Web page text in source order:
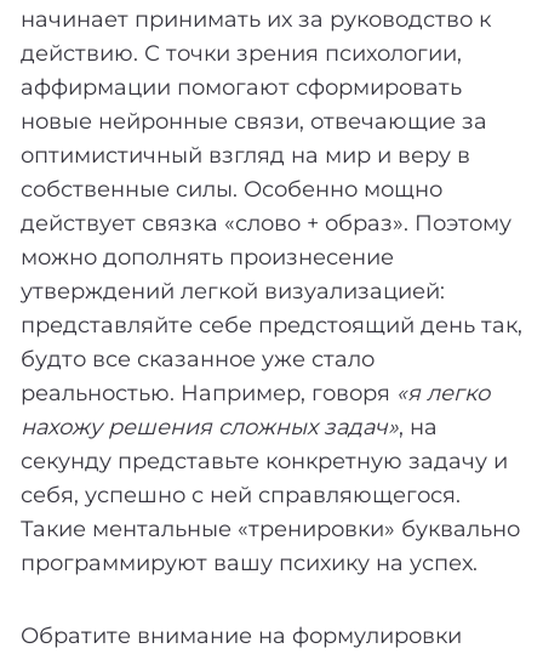
начинает принимать их за руководство к
действию. С точки зрения психологии,
аффирмации помогают сформировать
новые нейронные связи, отвечающие за
оптимистичный взгляд на мир и веру в
собственные силы. Особенно мощно
действует связка «слово + образ». Поэтому
можно дополнять произнесение
утверждений легкой визуализацией:
представляйте себе предстоящий день так,
будто все сказанное уже стало
реальностью. Например, говоря «я легко
нахожу решения сложных задач», на
секунду представьте конкретную задачу и
себя, успешно с ней справляющегося.
Такие ментальные «тренировки» буквально
программируют вашу психику на успех.
Обратите внимание на формулировки